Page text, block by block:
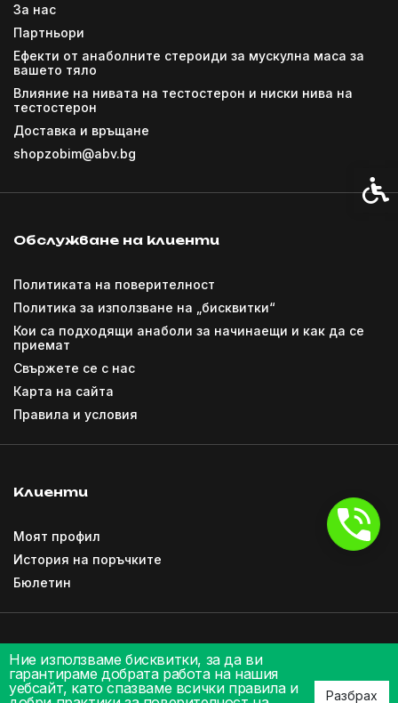
Ние използваме бисквитки, за да ви
гарантираме добрата работа на нашия
уебсайт, като спазваме всички правила и
Разбрах
За нас
Партньори
Ефекти от анаболните стероиди за мускулна маса за
вашето тяло
Влияние на нивата на тестостерон и ниски нива на
тестостерон
Доставка и връщане
shopzobim@abv.bg
Обслужване на клиенти
Политиката на поверителност
Политика за използване на „бисквитки“
Кои са подходящи анаболи за начинаещи и как да се
приемат
Свържете се с нас
Карта на сайта
Правила и условия
Клиенти
Моят профил
История на поръчките
Бюлетин